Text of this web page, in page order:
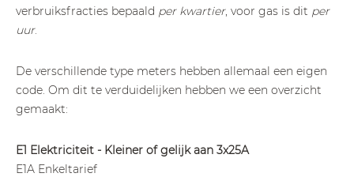
verbruiksfracties bepaald per kwartier, voor gas is dit per
uur.
De verschillende type meters hebben allemaal een eigen
code. Om dit te verduidelijken hebben we een overzicht
gemaakt:
E1 Elektriciteit - Kleiner of gelijk aan 3x25A
E1A Enkeltarief